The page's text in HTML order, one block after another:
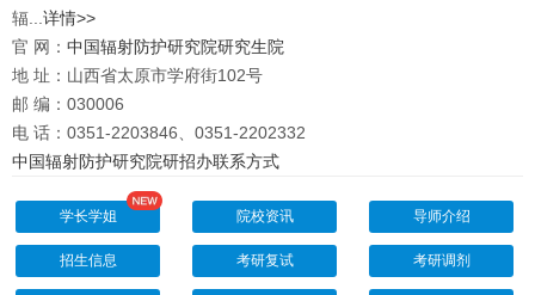
辐... 详情>>
官 网： 中国辐射防护研究院研究生院
地 址：山西省太原市学府街102号
邮 编：030006
电 话：0351-2203846、0351-2202332
中国辐射防护研究院研招办联系方式
学长学姐 院校资讯 导师介绍
招生信息 考研复试 考研调剂